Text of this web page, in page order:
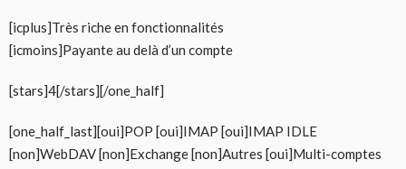
[icplus]Très riche en fonctionnalités
[icmoins]Payante au delà d’un compte
[stars]4[/stars][/one_half]
[one_half_last][oui]POP [oui]IMAP [oui]IMAP IDLE
[non]WebDAV [non]Exchange [non]Autres [oui]Multi-comptes